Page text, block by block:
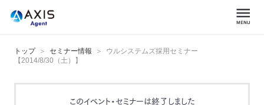
トップ セミナー情報
ウルシステムズ採用セミナー
【2014/8/30（土）】
このイベント・セミナーは終了しました